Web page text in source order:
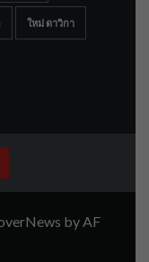
ใหม่ ดาวิกา
by AF